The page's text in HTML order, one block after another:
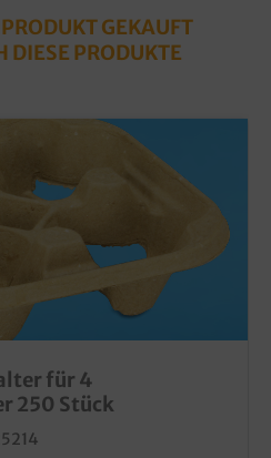
GEKAUFT
DIESE PRODUKTE
für 4
250 Stück